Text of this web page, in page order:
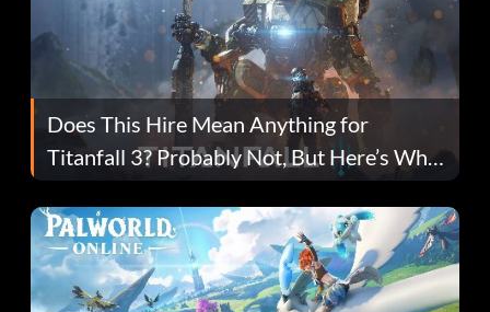
Does This Hire Mean Anything for
Titanfall 3? Probably Not, But Here’s Why
Fans Are Hopeful